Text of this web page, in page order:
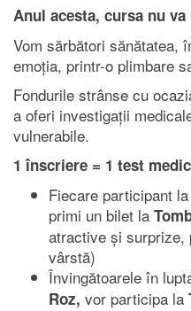
Anul acesta, cursa nu
Vom sărbători sănătatea,
emoția, printr-o plimbare
Fondurile strânse cu
a oferi investigații
vulnerabile.
1 înscriere = 1 test
Fiecare participant
primi un bilet la
atractive și surprize,
vârstă)
Învingătoarele în
Roz, vor participa la